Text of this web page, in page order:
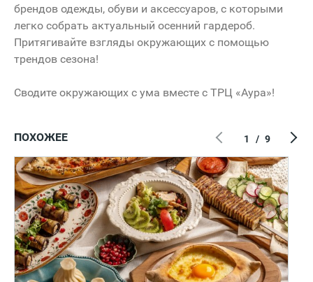
брендов одежды, обуви и аксессуаров, с которыми
легко собрать актуальный осенний гардероб.
Притягивайте взгляды окружающих с помощью
трендов сезона!
Сводите окружающих с ума вместе с ТРЦ «Аура»!
ПОХОЖЕЕ 1 / 9